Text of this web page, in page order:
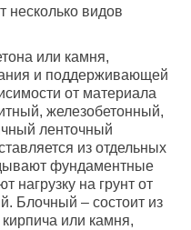
несколько видов
или камня,
и поддерживающей
от материала
железобетонный,
ленточный
из отдельных
фундаментные
нагрузку на грунт от
Блочный – состоит из
или камня,